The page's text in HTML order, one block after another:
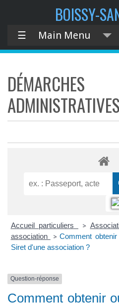
BOISSY-
☰ Main Menu
DÉMARCHES
ADMINISTRATIVES
Accueil particuliers >
association
> Comment
Siret d'une association ?
Question-réponse
Comment obtenir